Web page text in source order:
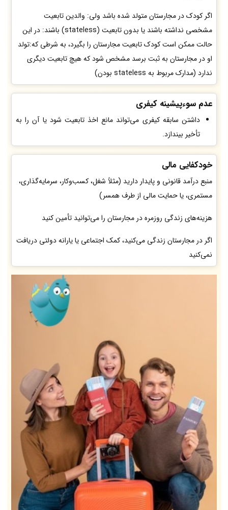
اگر کودک در مجارستان متولد شده باشد ولی: والدین تابعیت
مشخصی نداشته باشند یا بدون تابعیت (stateless) باشند: در این
حالت ممکن است کودک تابعیت مجارستان را بگیرد، به شرطی که:تولد
او در مجارستان به ثبت برسد مشخص شود که هیچ تابعیت دیگری
ندارد (مدارک مربوط به stateless بودن)
عدم سوء‌پیشینه کیفری
داشتن سابقه کیفری می‌تواند مانع اخذ تابعیت شود یا آن را به
تأخیر بیندازد.
خودکفایی مالی
منبع درآمد قانونی و پایدار دارید (مثلاً شغل، کسب‌وکار، سرمایه‌گذاری،
مستمری، یا حمایت مالی از طرف همسر)
هزینه‌های زندگی روزمره در مجارستان را می‌توانید تأمین کنید
اگر در مجارستان زندگی می‌کنید، کمک اجتماعی یا یارانه دولتی دریافت
نمی‌کنید